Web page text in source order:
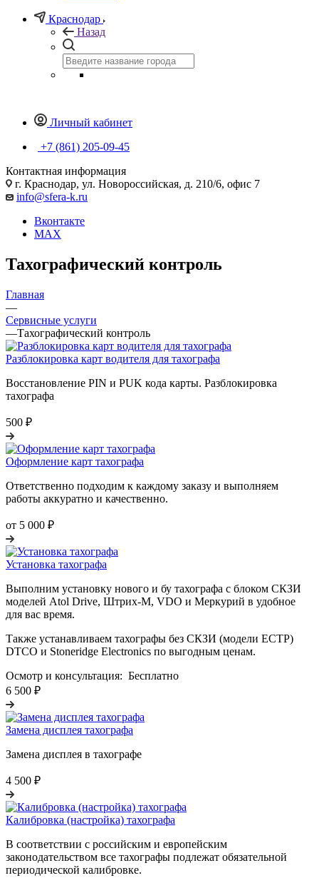
Краснодар
Назад
Личный кабинет
+7 (861) 205-09-45
Контактная информация
г. Краснодар, ул. Новороссийская, д. 210/6, офис 7
info@sfera-k.ru
Вконтакте
MAX
Тахографический контроль
Главная
—
Сервисные услуги
—Тахографический контроль
Разблокировка карт водителя для тахографа
Восстановление PIN и PUK кода карты. Разблокировка
тахографа
500 ₽
Оформление карт тахографа
Ответственно подходим к каждому заказу и выполняем
работы аккуратно и качественно.
от 5 000 ₽
Установка тахографа
Выполним установку нового и бу тахографа с блоком СКЗИ
моделей Atol Drive, Штрих-М, VDO и Меркурий в удобное
для вас время.
Также устанавливаем тахографы без СКЗИ (модели ЕСТР)
DTCO и Stoneridge Electronics по выгодным ценам.
Осмотр и консультация: Бесплатно
6 500 ₽
Замена дисплея тахографа
Замена дисплея в тахографе
4 500 ₽
Калибровка (настройка) тахографа
В соответствии с российским и европейским
законодательством все тахографы подлежат обязательной
периодической калибровке.